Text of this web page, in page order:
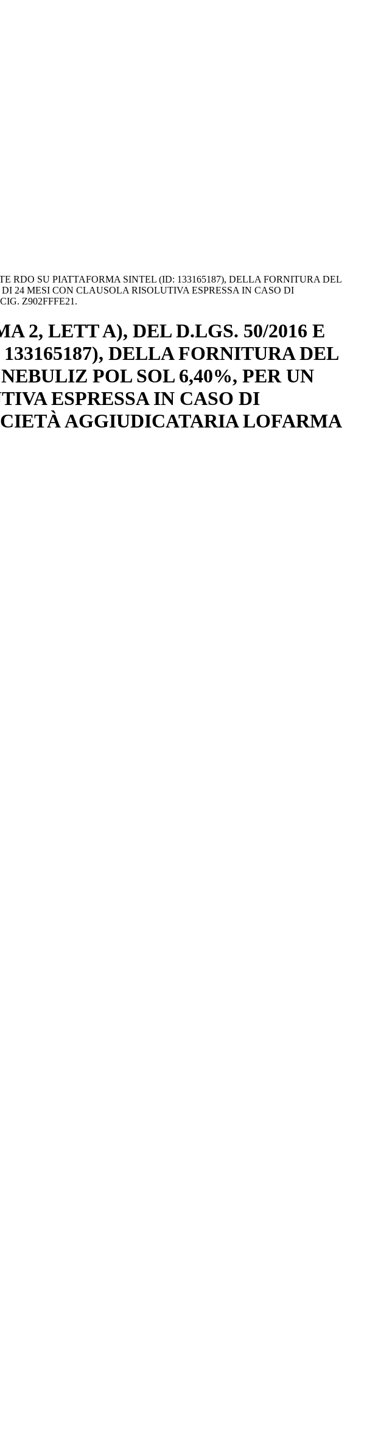
RDO SU PIATTAFORMA SINTEL (ID: 133165187), DELLA FORNITURA DEL
24 MESI CON CLAUSOLA RISOLUTIVA ESPRESSA IN CASO DI
Z902FFFE21.
2, LETT A), DEL D.LGS. 50/2016 E
DELLA FORNITURA DEL
POL SOL 6,40%, PER UN
ESPRESSA IN CASO DI
AGGIUDICATARIA LOFARMA